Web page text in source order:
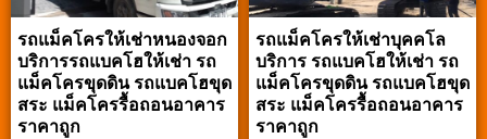
รถแม็คโครให้เช่าหนองจอก
บริการรถแบคโฮให้เช่า รถ
แม็คโครขุดดิน รถแบคโฮขุด
สระ แม็คโครรื้อถอนอาคาร
ราคาถูก
รถแม็คโครให้เช่าบุคคโล
บริการ รถแบคโฮให้เช่า รถ
แม็คโครขุดดิน รถแบคโฮขุด
สระ แม็คโครรื้อถอนอาคาร
ราคาถูก